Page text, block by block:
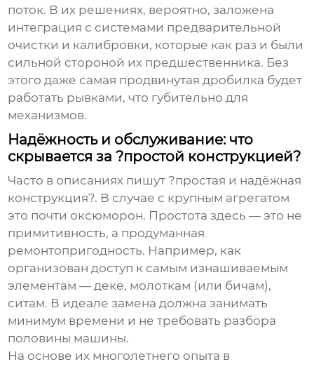
поток. В их решениях, вероятно, заложена
интеграция с системами предварительной
очистки и калибровки, которые как раз и были
сильной стороной их предшественника. Без
этого даже самая продвинутая дробилка будет
работать рывками, что губительно для
механизмов.
Надёжность и обслуживание: что
скрывается за ?простой конструкцией?
Часто в описаниях пишут ?простая и надёжная
конструкция?. В случае с крупным агрегатом
это почти оксюморон. Простота здесь — это не
примитивность, а продуманная
ремонтопригодность. Например, как
организован доступ к самым изнашиваемым
элементам — деке, молоткам (или бичам),
ситам. В идеале замена должна занимать
минимум времени и не требовать разбора
половины машины.
На основе их многолетнего опыта в